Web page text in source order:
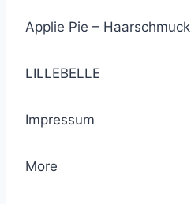
Applie Pie – Haarschmuck
LILLEBELLE
Impressum
More